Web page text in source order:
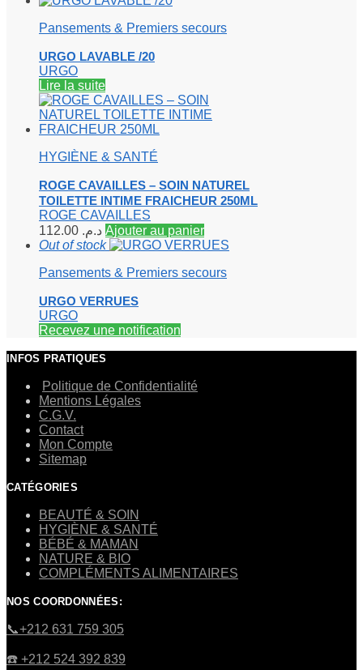
Pansements & Premiers secours
URGO LAVABLE /20
URGO
Lire la suite
HYGIÈNE & SANTÉ
ROGE CAVAILLES – SOIN NATUREL
TOILETTE INTIME FRAICHEUR 250ML
ROGE CAVAILLES
د.م. Ajouter au panier
Out of stock
Pansements & Premiers secours
URGO VERRUES
URGO
Recevez une notification
INFOS PRATIQUES
Politique de Confidentialité
Mentions Légales
C.G.V.
Contact
Mon Compte
Sitemap
CATÉGORIES
BEAUTÉ & SOIN
HYGIÈNE & SANTÉ
BÉBÉ & MAMAN
NATURE & BIO
COMPLÉMENTS ALIMENTAIRES
NOS COORDONNÉES:
​📞+212 631 759 305
☎️​ +212 524 392 839